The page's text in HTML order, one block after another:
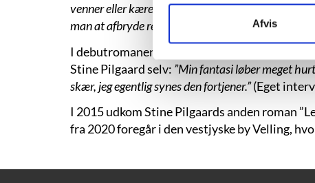
Afvis
venner eller kærester). Menneskelige opbrud
man at afbryde relationer, hvornår er de
I debutromanen ”Min mor siger”, der udkom
Stine Pilgaard selv: ”Min fantasi løber meget
skær, jeg egentlig synes den fortjener.”(Eget
I 2015 udkom Stine Pilgaards anden roman
fra 2020 foregår i den vestjyske by Velling,